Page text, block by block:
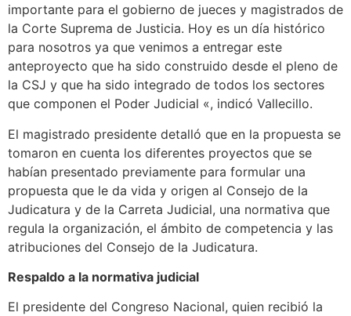
importante para el gobierno de jueces y magistrados de
la Corte Suprema de Justicia. Hoy es un día histórico
para nosotros ya que venimos a entregar este
anteproyecto que ha sido construido desde el pleno de
la CSJ y que ha sido integrado de todos los sectores
que componen el Poder Judicial «, indicó Vallecillo.
El magistrado presidente detalló que en la propuesta se
tomaron en cuenta los diferentes proyectos que se
habían presentado previamente para formular una
propuesta que le da vida y origen al Consejo de la
Judicatura y de la Carreta Judicial, una normativa que
regula la organización, el ámbito de competencia y las
atribuciones del Consejo de la Judicatura.
Respaldo a la normativa judicial
El presidente del Congreso Nacional, quien recibió la